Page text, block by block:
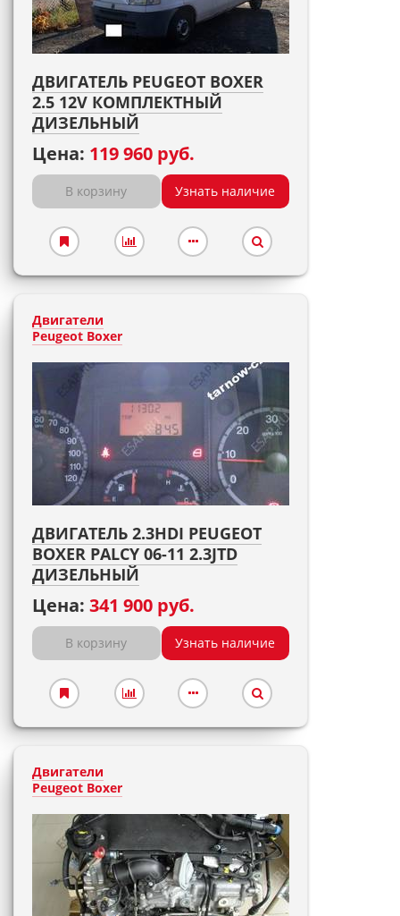
ДВИГАТЕЛЬ PEUGEOT BOXER
2.5 12V КОМПЛЕКТНЫЙ
ДИЗЕЛЬНЫЙ
Цена: 119 960 руб.
В корзину Узнать наличие
Двигатели
Peugeot Boxer
ДВИГАТЕЛЬ 2.3HDI PEUGEOT
BOXER PALCY 06-11 2.3JTD
ДИЗЕЛЬНЫЙ
Цена: 341 900 руб.
В корзину Узнать наличие
Двигатели
Peugeot Boxer